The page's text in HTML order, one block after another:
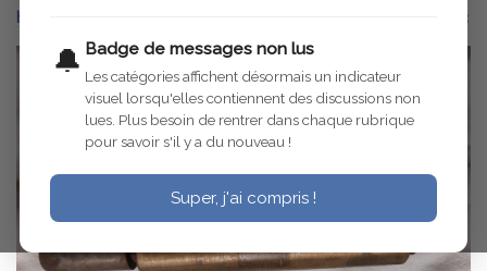
🔔 Badge de messages non lus
Les catégories affichent désormais un indicateur
visuel lorsqu'elles contiennent des discussions non
lues. Plus besoin de rentrer dans chaque rubrique
pour savoir s'il y a du nouveau !
Super, j'ai compris !
https://www.leboncoin.fr/ad/equipement_auto/3192144543